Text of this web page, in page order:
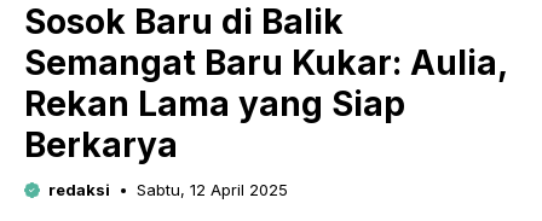
Sosok Baru di Balik
Semangat Baru Kukar: Aulia,
Rekan Lama yang Siap
Berkarya
redaksi Sabtu, 12 April 2025